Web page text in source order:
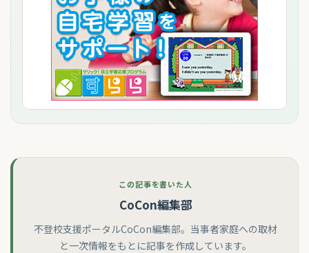
この記事を書いた人
CoCon編集部
不登校支援ポータルCoCon編集部。当事者家庭への取材
と一次情報をもとに記事を作成しています。